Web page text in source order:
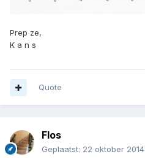
Prep ze,
K a n s
Quote
Flos
Geplaatst: 22 oktober 2014